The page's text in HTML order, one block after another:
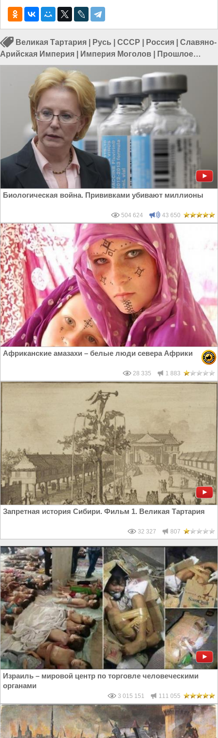
Великая Тартария Русь СССР Россия
Славяно-
Арийская Империя
Империя Моголов
Прошлое
Земли|Запретная археология
Биологическая война. Прививками убивают миллионы
504 624 43 650
Африканские амазахи – белые люди севера Африки
28 335 1 883
Запретная история Сибири. Фильм 1. Великая Тартария
32 327 807
Израиль – мировой центр по торговле человеческими
органами
3 015 151 111 055